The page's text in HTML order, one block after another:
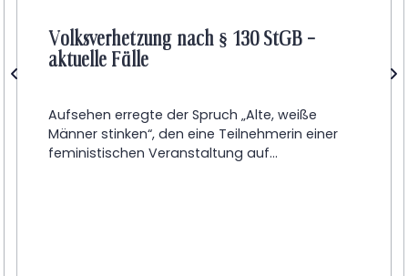
Volksverhetzung nach § 130 StGB –
aktuelle Fälle
Aufsehen erregte der Spruch „Alte, weiße
Männer stinken“, den eine Teilnehmerin einer
feministischen Veranstaltung auf...